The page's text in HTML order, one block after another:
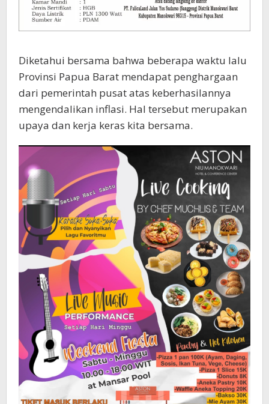
Diketahui bersama bahwa beberapa waktu lalu
Provinsi Papua Barat mendapat penghargaan
dari pemerintah pusat atas keberhasilannya
mengendalikan inflasi. Hal tersebut merupakan
upaya dan kerja keras kita bersama.